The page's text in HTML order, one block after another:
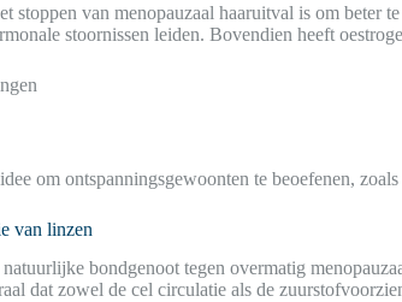
stoppen van menopauzaal haaruitval is om
stoornissen leiden. Bovendien heeft
om ontspanningsgewoonten te beoefenen,
van linzen
bondgenoot tegen overmatig
dat zowel de cel circulatie als de